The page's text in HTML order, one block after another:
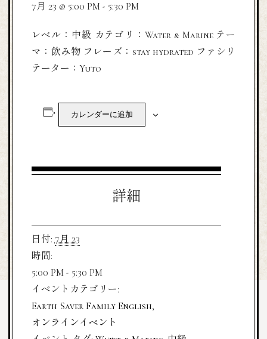
7月 23 @ 5:00 PM - 5:30 PM
レベル：中級 カテゴリ：Water & Marine テー
マ：飲み物 フレーズ：stay hydrated ファシリ
テーター：Yuto
カレンダーに追加
詳細
日付: 7月 23
時間:
5:00 PM - 5:30 PM
イベントカテゴリー:
Earth Saver Family English,
オンラインイベント